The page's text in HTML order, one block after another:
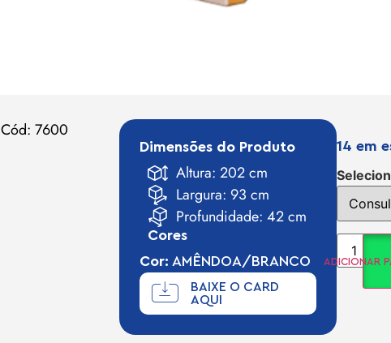
Cód: 7600
Dimensões do Produto
Altura: 202 cm
Largura: 93 cm
Profundidade: 42 cm
Cores
Cor: AMÊNDOA/BRANCO
BAIXE O CARD
AQUI
14 em
ADICIONAR